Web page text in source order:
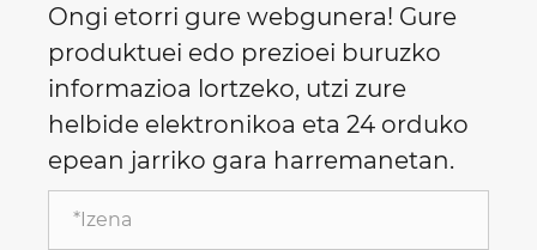
Ongi etorri gure webgunera! Gure
produktuei edo prezioei buruzko
informazioa lortzeko, utzi zure
helbide elektronikoa eta 24 orduko
epean jarriko gara harremanetan.